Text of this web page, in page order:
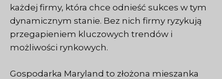
każdej firmy, która chce odnieść sukces w tym
dynamicznym stanie. Bez nich firmy ryzykują
przegapieniem kluczowych trendów i
możliwości rynkowych.
Gospodarka Maryland to złożona mieszanka